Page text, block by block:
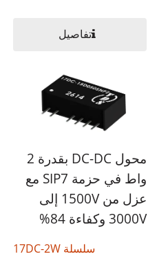
تفاصيل
محول DC-DC بقدرة 2
واط في حزمة SIP7 مع
عزل من 1500V إلى
3000V وكفاءة 84%
سلسلة 17DC-2W